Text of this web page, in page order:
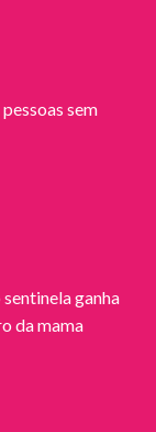
sem
ganha
da mama